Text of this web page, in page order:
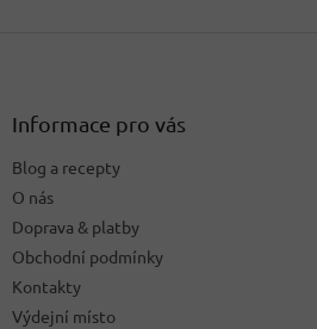
Informace pro vás
Blog a recepty
O nás
Doprava & platby
Obchodní podmínky
Kontakty
Výdejní místo